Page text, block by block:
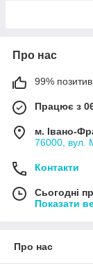
Про нас
99%
Працює з
м. Івано-
76000, вул.
Контакти
Сьогодні
Показати
Про нас